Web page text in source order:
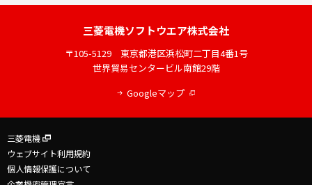
三菱電機ソフトウエア株式会社
〒105-5129 東京都港区浜松町二丁目4番1号
世界貿易センタービル南館29階
Googleマップ
三菱電機
ウェブサイト利用規約
個人情報保護について